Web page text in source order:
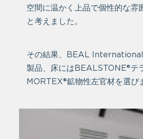
空間に温かく上品で個性的な雰
と考えました。
その結果、BEAL International
製品、床にはBEALSTONE®テ
MORTEX®鉱物性左官材を選び